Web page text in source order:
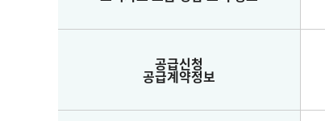
공급신청
공급계약정보